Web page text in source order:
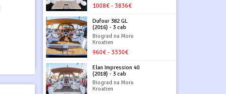
1008€ - 3836€
Dufour 382 GL
(2016) - 3 cab
Biograd na Moru
Kroatien
960€ - 3330€
Elan Impression 40
(2018) - 3 cab
Biograd na Moru
Kroatien